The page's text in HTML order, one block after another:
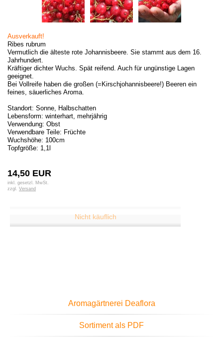
Ausverkauft!
Ribes rubrum
Vermutlich die älteste rote Johannisbeere. Sie stammt aus dem 16.
Jahrhundert.
Kräftiger dichter Wuchs. Spät reifend. Auch für ungünstige Lagen
geeignet.
Bei Vollreife haben die großen (=Kirschjohannisbeere!) Beeren ein
feines, säuerliches Aroma.
Standort: Sonne, Halbschatten
Lebensform: winterhart, mehrjährig
Verwendung: Obst
Verwendbare Teile: Früchte
Wuchshöhe: 100cm
Topfgröße: 1,1l
14,50 EUR
inkl. gesetzl. MwSt.
zzgl. Versand
Aromagärtnerei Deaflora
Sortiment als PDF